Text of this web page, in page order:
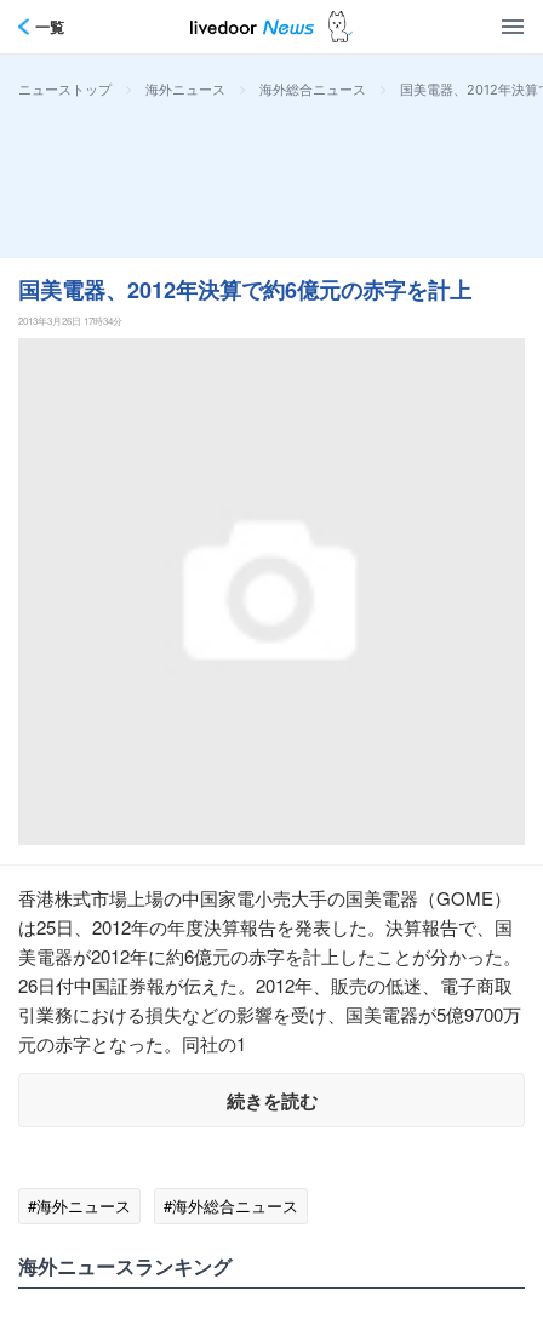
一覧
ニューストップ > 海外ニュース > 海外総合ニュース > 国美電器、2012年決
国美電器、2012年決算で約6億元の赤字を計上
2013年3月26日 17時34分
香港株式市場上場の中国家電小売大手の国美電器（GOME）
は25日、2012年の年度決算報告を発表した。決算報告で、国
美電器が2012年に約6億元の赤字を計上したことが分かった。
26日付中国証券報が伝えた。2012年、販売の低迷、電子商取
引業務における損失などの影響を受け、国美電器が5億9700万
元の赤字となった。同社の1
続きを読む
#海外ニュース #海外総合ニュース
海外ニュースランキング